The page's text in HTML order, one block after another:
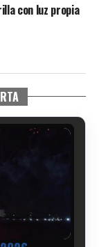
con luz propia